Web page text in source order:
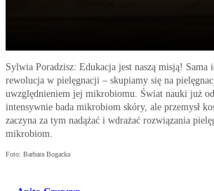
Sylwia Poradzisz: Edukacja jest naszą misją! Sama
rewolucja w pielęgnacji – skupiamy się na
uwzględnieniem jej mikrobiomu. Świat nauki już
intensywnie bada mikrobiom skóry, ale przemysł
zaczyna za tym nadążać i wdrażać rozwiązania
mikrobiom.
Foto: Barbara Bogacka